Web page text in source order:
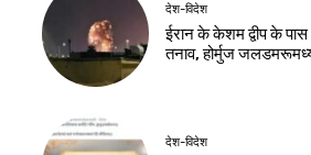
देश-विदेश
ईरान के केशम द्वीप के
तनाव, होर्मुज
देश-विदेश